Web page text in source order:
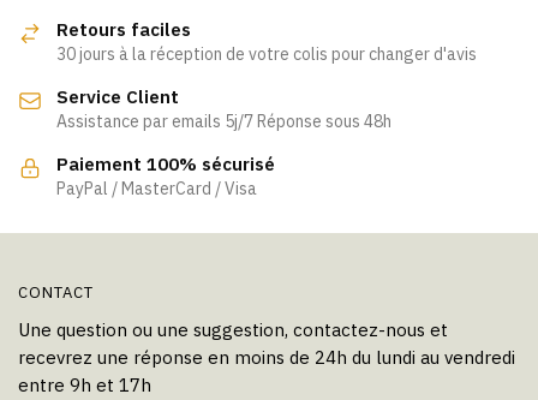
peuvent
être
Retours faciles
30 jours à la réception de votre colis pour changer d'avis
Service Client
Assistance par emails 5j/7 Réponse sous 48h
Paiement 100% sécurisé
PayPal / MasterCard / Visa
CONTACT
Une question ou une suggestion, contactez-nous et
recevrez une réponse en moins de 24h du lundi au vendredi
entre 9h et 17h